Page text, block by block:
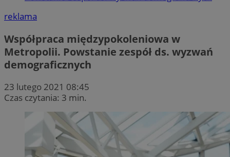
reklama
Współpraca międzypokoleniowa w
Metropolii. Powstanie zespół ds. wyzwań
demograficznych
23 lutego 2021 08:45
Czas czytania: 3 min.